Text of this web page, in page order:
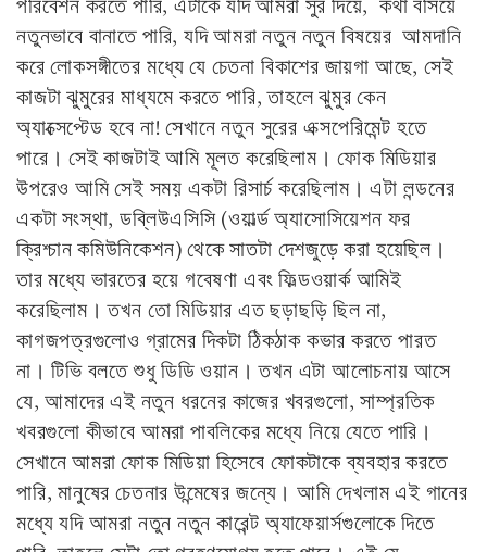
নতুনভাবে বানাতে পারি, যদি আমরা নতুন নতুন বিষয়ের আমদানি
করে লোকসঙ্গীতের মধ্যে যে চেতনা বিকাশের জায়গা আছে, সেই
কাজটা ঝুমুরের মাধ্যমে করতে পারি, তাহলে ঝুমুর কেন
অ্যাক্সেপ্টেড হবে না! সেখানে নতুন সুরের এক্সপেরিমেন্ট হতে
পারে। সেই কাজটাই আমি মূলত করেছিলাম। ফোক মিডিয়ার
উপরেও আমি সেই সময় একটা রিসার্চ করেছিলাম। এটা লন্ডনের
একটা সংস্থা, ডব্লিউএসিসি (ওয়ার্ল্ড অ্যাসোসিয়েশন ফর
ক্রিশ্চান কমিউনিকেশন) থেকে সাতটা দেশজুড়ে করা হয়েছিল।
তার মধ্যে ভারতের হয়ে গবেষণা এবং ফিল্ডওয়ার্ক আমিই
করেছিলাম। তখন তো মিডিয়ার এত ছড়াছড়ি ছিল না,
কাগজপত্রগুলোও গ্রামের দিকটা ঠিকঠাক কভার করতে পারত
না। টিভি বলতে শুধু ডিডি ওয়ান। তখন এটা আলোচনায় আসে
যে, আমাদের এই নতুন ধরনের কাজের খবরগুলো, সাম্প্রতিক
খবরগুলো কীভাবে আমরা পাবলিকের মধ্যে নিয়ে যেতে পারি।
সেখানে আমরা ফোক মিডিয়া হিসেবে ফোকটাকে ব্যবহার করতে
পারি, মানুষের চেতনার উন্মেষের জন্যে। আমি দেখলাম এই গানের
মধ্যে যদি আমরা নতুন নতুন কারেন্ট অ্যাফেয়ার্সগুলোকে দিতে